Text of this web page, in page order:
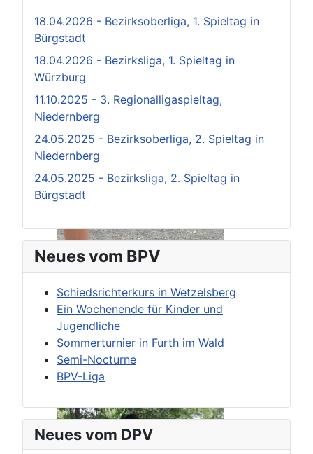
18.04.2026 - Bezirksoberliga, 1. Spieltag in
Bürgstadt
18.04.2026 - Bezirksliga, 1. Spieltag in
Würzburg
11.10.2025 - 3. Regionalligaspieltag,
Niedernberg
24.05.2025 - Bezirksoberliga, 2. Spieltag in
Niedernberg
24.05.2025 - Bezirksliga, 2. Spieltag in
Bürgstadt
Neues vom BPV
Schiedsrichterkurs in Wetzelsberg
Ein Wochenende für Kinder und
Jugendliche
Sommerturnier in Furth im Wald
Semi-Nocturne
BPV-Liga
Neues vom DPV